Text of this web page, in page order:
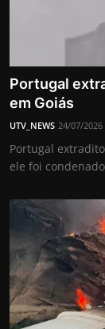
Portugal
em Goiás
UTV_NEWS 24/07/2026
Portugal
ele foi